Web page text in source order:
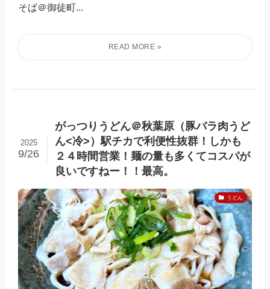
そば＠御徒町...
がっつりうどん＠秋葉原（豚バラ肉うど
ん<冷>）駅チカで利便性抜群！しかも
２４時間営業！麺の量も多くてコスパが
良いですねー！！最高。
2025
9/26
うどん